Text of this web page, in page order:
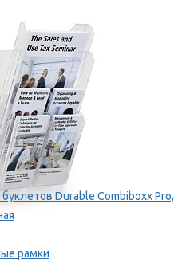
Durable Combiboxx Pro,
рамки